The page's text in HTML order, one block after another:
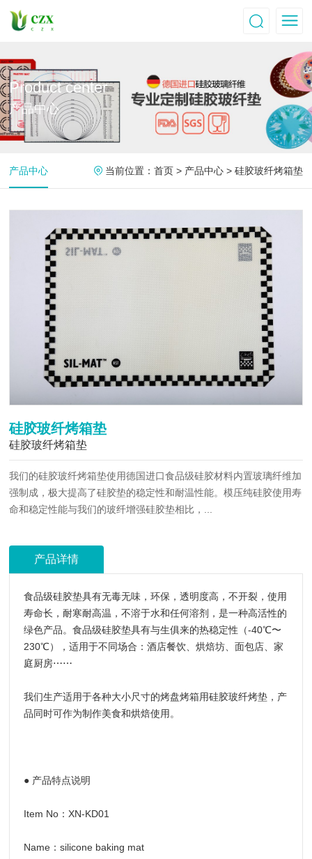
Product center
产品中心
产品中心 当前位置： 首页> 产品中心> 硅胶玻纤烤箱垫
硅胶玻纤烤箱垫
硅胶玻纤烤箱垫
我们的硅胶玻纤烤箱垫使用德国进口食品级硅胶材料内置玻璃纤维加
强制成，极大提高了硅胶垫的稳定性和耐温性能。模压纯硅胶使用寿
命和稳定性能与我们的玻纤增强硅胶垫相比，...
产品详情
食品级硅胶垫具有无毒无味，环保，透明度高，不开裂，使用
寿命长，耐寒耐高温，不溶于水和任何溶剂，是一种高活性的
绿色产品。食品级硅胶垫具有与生俱来的热稳定性（-40℃〜
230℃），适用于不同场合：酒店餐饮、烘焙坊、面包店、家
庭厨房⋯⋯
我们生产适用于各种大小尺寸的烤盘烤箱用硅胶玻纤烤垫，产
品同时可作为制作美食和烘焙使用。
● 产品特点说明
Item No：XN-KD01
Name：silicone baking mat